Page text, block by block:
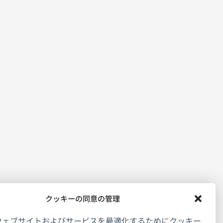
クッキーの同意の管理
ブサイトおよびサービスを最適化するためにクッキー